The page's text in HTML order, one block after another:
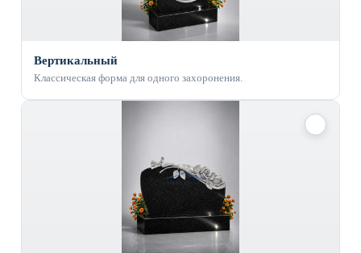
Вертикальный
Классическая форма для одного захоронения.